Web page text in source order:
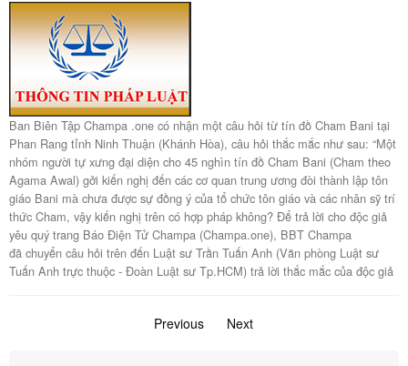
Ban Biên Tập Champa .one có nhận một câu hỏi từ tín đồ Cham Bani tại
Phan Rang tỉnh Ninh Thuận (Khánh Hòa), câu hỏi thắc mắc như sau: “Một
nhóm người tự xưng đại diện cho 45 nghìn tín đồ Cham Bani (Cham theo
Agama Awal) gởi kiến nghị đến các cơ quan trung ương đòi thành lập tôn
giáo Bani mà chưa được sự đồng ý của tổ chức tôn giáo và các nhân sỹ trí
thức Cham, vậy kiến nghị trên có hợp pháp không? Để trả lời cho độc giả
yêu quý trang Báo Điện Tử Champa (Champa.one), BBT Champa
đã chuyển câu hỏi trên đến Luật sư Trần Tuấn Anh (Văn phòng Luật sư
Tuấn Anh trực thuộc - Đoàn Luật sư Tp.HCM) trả lời thắc mắc của độc giả
Previous pageNext